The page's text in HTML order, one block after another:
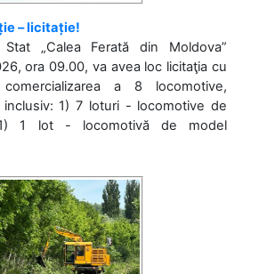
– licitație!
„Calea Ferată din Moldova”
ora 09.00, va avea loc licitaţia cu
a 8 locomotive,
1) 7 loturi - locomotive de
1 lot - locomotivă de model